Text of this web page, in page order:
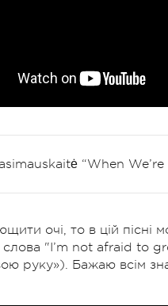
“When
очі, то в цій пісні
"I’m not afraid to
руку»). Бажаю всім